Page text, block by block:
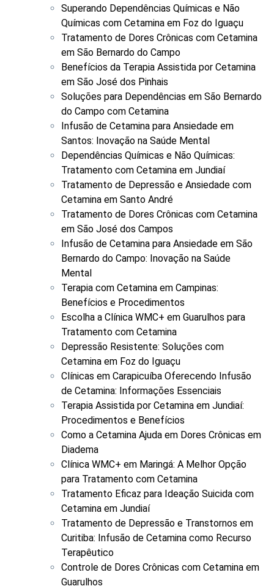
Superando Dependências Químicas e Não
Químicas com Cetamina em Foz do Iguaçu
Tratamento de Dores Crônicas com Cetamina
em São Bernardo do Campo
Benefícios da Terapia Assistida por Cetamina
em São José dos Pinhais
Soluções para Dependências em São Bernardo
do Campo com Cetamina
Infusão de Cetamina para Ansiedade em
Santos: Inovação na Saúde Mental
Dependências Químicas e Não Químicas:
Tratamento com Cetamina em Jundiaí
Tratamento de Depressão e Ansiedade com
Cetamina em Santo André
Tratamento de Dores Crônicas com Cetamina
em São José dos Campos
Infusão de Cetamina para Ansiedade em São
Bernardo do Campo: Inovação na Saúde
Mental
Terapia com Cetamina em Campinas:
Benefícios e Procedimentos
Escolha a Clínica WMC+ em Guarulhos para
Tratamento com Cetamina
Depressão Resistente: Soluções com
Cetamina em Foz do Iguaçu
Clínicas em Carapicuíba Oferecendo Infusão
de Cetamina: Informações Essenciais
Terapia Assistida por Cetamina em Jundiaí:
Procedimentos e Benefícios
Como a Cetamina Ajuda em Dores Crônicas em
Diadema
Clínica WMC+ em Maringá: A Melhor Opção
para Tratamento com Cetamina
Tratamento Eficaz para Ideação Suicida com
Cetamina em Jundiaí
Tratamento de Depressão e Transtornos em
Curitiba: Infusão de Cetamina como Recurso
Terapêutico
Controle de Dores Crônicas com Cetamina em
Guarulhos